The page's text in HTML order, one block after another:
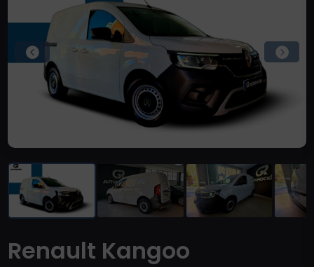
 
Renault Kangoo